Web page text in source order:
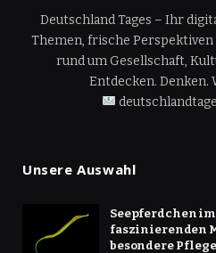
Deutschland Tages – Ihr
Themen, frische
rund um Gesellschaft,
Entdecken. Denken.
Unsere Auswahl
Seepferdchen
faszinierenden
besondere